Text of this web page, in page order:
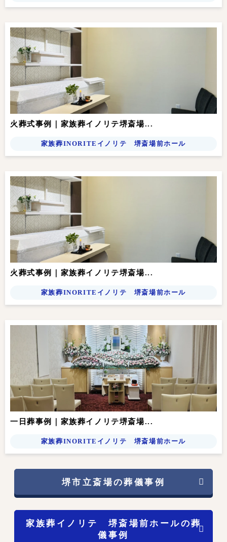
火葬式事例｜家族葬イノリテ堺斎場...
家族葬INORITEイノリテ 堺斎場前ホール
火葬式事例｜家族葬イノリテ堺斎場...
家族葬INORITEイノリテ 堺斎場前ホール
一日葬事例｜家族葬イノリテ堺斎場...
家族葬INORITEイノリテ 堺斎場前ホール
堺市立斎場の葬儀事例
家族葬イノリテ 堺斎場前ホールの葬
儀事例